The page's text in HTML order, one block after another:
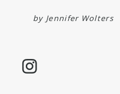
by Jennifer Wolters